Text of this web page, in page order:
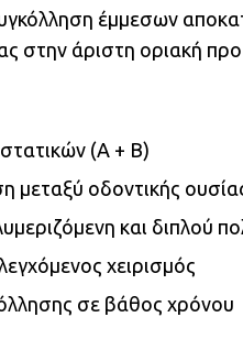
έμμεσων
στην άριστη οριακή
(A + B)
μεταξύ οδοντικής
και διπλού
χειρισμός
σε βάθος χρόνου